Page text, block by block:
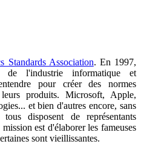
Standards Association. En 1997,
de l'industrie informatique et
pour créer des normes
produits. Microsoft, Apple,
et bien d'autres encore, sans
disposent de représentants
est d'élaborer les fameuses
sont vieillissantes.